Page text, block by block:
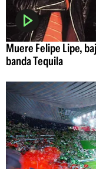
Muere Felipe Lipe,
banda Tequila